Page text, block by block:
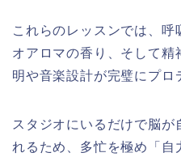
これらのレッスンでは、呼
オアロマの香り、そして精
明や音楽設計が完璧にプロ
スタジオにいるだけで脳
れるため、多忙を極め「自